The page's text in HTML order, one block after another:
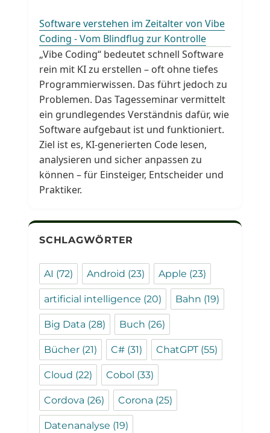
Software verstehen im Zeitalter von Vibe
Coding - Vom Blindflug zur Kontrolle
„Vibe Coding“ bedeutet schnell Software
rein mit KI zu erstellen – oft ohne tiefes
Programmierwissen. Das führt jedoch zu
Problemen. Das Tagesseminar vermittelt
ein grundlegendes Verständnis dafür, wie
Software aufgebaut ist und funktioniert.
Ziel ist es, KI-generierten Code lesen,
analysieren und sicher anpassen zu
können – für Einsteiger, Entscheider und
Praktiker.
SCHLAGWÖRTER
AI (72) Android (23) Apple (23)
artificial intelligence (20) Bahn (19)
Big Data (28) Buch (26)
Bücher (21) C# (31) ChatGPT(55)
Cloud (22) Cobol (33)
Cordova (26) Corona (25)
Datenanalyse (19)